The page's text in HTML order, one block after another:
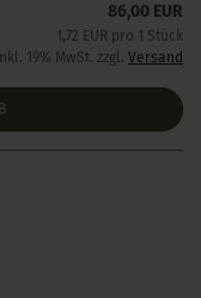
86,00 EUR
1,72 EUR pro 1 Stück
19% MwSt. zzgl. Versand